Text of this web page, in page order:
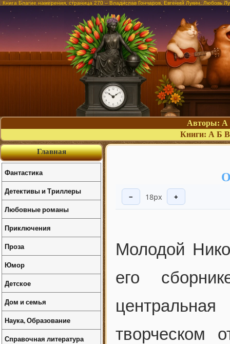
Книга Благие намерения, страница 270 – Владислав Гончаров, Евгений Лукин, Любовь
Авторы: А
Книги: А Б В
− 18px +
Молодой
его
творческом
Главная
Фантастика
Детективы и Триллеры
Любовные романы
Приключения
Проза
Юмор
Детское
Дом и семья
Наука, Образование
Справочная литература